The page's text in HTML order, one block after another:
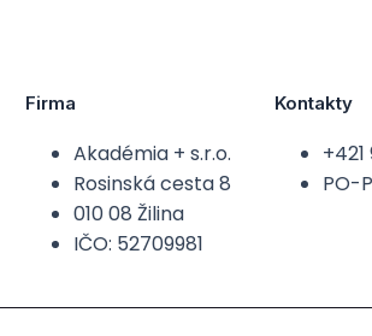
Firma
Akadémia + s.r.o.
Rosinská cesta 8
010 08 Žilina
IČO: 52709981
Kontakty
PO-